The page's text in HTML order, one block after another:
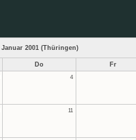
Januar 2001 (Thüringen)
Do Fr
4
11